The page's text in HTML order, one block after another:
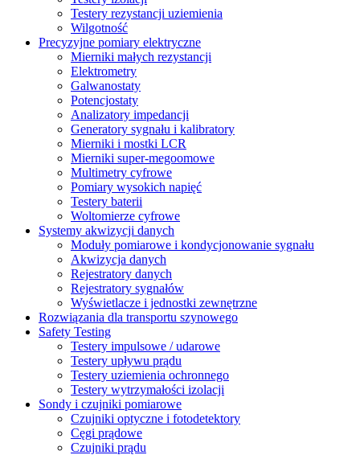
Testery rezystancji uziemienia
Wilgotność
Precyzyjne pomiary elektryczne
Mierniki małych rezystancji
Elektrometry
Galwanostaty
Potencjostaty
Analizatory impedancji
Generatory sygnału i kalibratory
Mierniki i mostki LCR
Mierniki super-megoomowe
Multimetry cyfrowe
Pomiary wysokich napięć
Testery baterii
Woltomierze cyfrowe
Systemy akwizycji danych
Moduły pomiarowe i kondycjonowanie sygnału
Akwizycja danych
Rejestratory danych
Rejestratory sygnałów
Wyświetlacze i jednostki zewnętrzne
Rozwiązania dla transportu szynowego
Safety Testing
Testery impulsowe / udarowe
Testery upływu prądu
Testery uziemienia ochronnego
Testery wytrzymałości izolacji
Sondy i czujniki pomiarowe
Czujniki optyczne i fotodetektory
Cęgi prądowe
Czujniki prądu